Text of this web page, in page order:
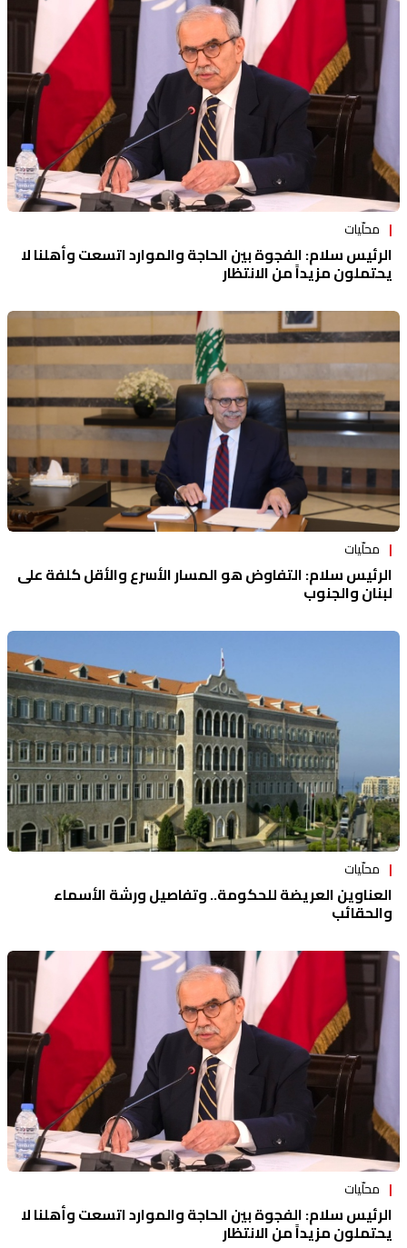
منوعات
محلّيات
الرئيس سلام: الفجوة بين الحاجة والموارد اتسعت وأهلنا لا
يحتملون مزيداً من الانتظار
محلّيات
الرئيس سلام: التفاوض هو المسار الأسرع والأقل كلفة على
لبنان والجنوب
محلّيات
العناوين العريضة للحكومة.. وتفاصيل ورشة الأسماء
والحقائب
محلّيات
الرئيس سلام: الفجوة بين الحاجة والموارد اتسعت وأهلنا لا
يحتملون مزيداً من الانتظار